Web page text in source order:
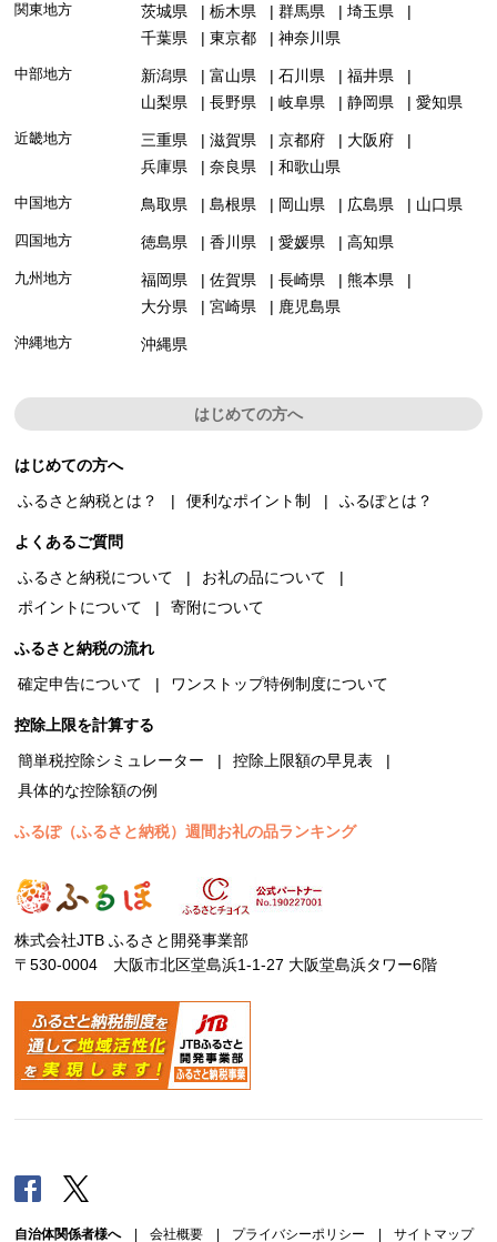
関東地方 茨城県 栃木県 群馬県
埼玉県
千葉県
東京都 神奈川県
中部地方 新潟県 富山県 石川県
福井県
山梨県
長野県 岐阜県 静岡県 愛知県
近畿地方 三重県 滋賀県 京都府
大阪府
兵庫県
奈良県 和歌山県
中国地方 鳥取県 島根県 岡山県 広島県 山口県
四国地方 徳島県 香川県 愛媛県 高知県
九州地方 福岡県 佐賀県 長崎県
熊本県
大分県
宮崎県 鹿児島県
沖縄地方 沖縄県
はじめての方へ
はじめての方へ
ふるさと納税とは？
便利なポイント制 ふるぽとは？
よくあるご質問
ふるさと納税について
お礼の品について
ポイントについて
寄附について
ふるさと納税の流れ
確定申告について
ワンストップ特例制度について
控除上限を計算する
簡単税控除シミュレーター
控除上限額の早見表
具体的な控除額の例
ふるぽ（ふるさと納税）週間お礼の品ランキング
株式会社JTB ふるさと開発事業部
〒530-0004 大阪市北区堂島浜1-1-27 大阪堂島浜タワー6階
Facebook
自治体関係者様へ| 会社概要 プライバシーポリシー サイトマップ